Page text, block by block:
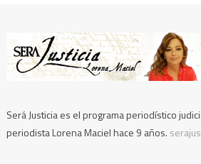
Será Justicia es el programa periodístico
periodista Lorena Maciel hace 9 años.